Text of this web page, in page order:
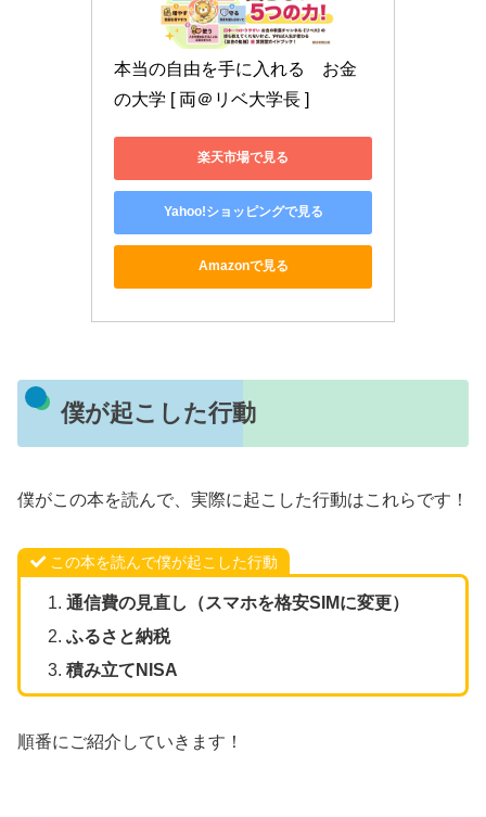
本当の自由を手に入れる　お金
の大学 [ 両＠リベ大学長 ]
楽天市場で見る
Yahoo!ショッピングで見る
Amazonで見る
僕が起こした行動
僕がこの本を読んで、実際に起こした行動はこれらです！
この本を読んで僕が起こした行動
通信費の見直し（スマホを格安SIMに変更）
ふるさと納税
積み立てNISA
順番にご紹介していきます！